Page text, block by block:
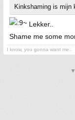
Kinkshaming is mijn
Lekker..
Shame me some
I know, you gonna want me..